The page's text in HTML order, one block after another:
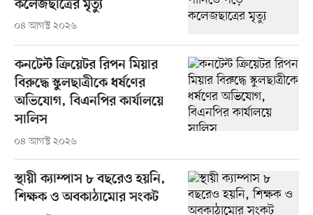
কলেজছাত্রের মৃত্যু
০৪ আগস্ট ২০২৬
কনটেন্ট ক্রিয়েটর রিপন মিয়ার
বিরুদ্ধে স্কুলছাত্রীকে ধর্ষণের
অভিযোগ, বিএনপির কার্যালয়ে
সালিস
০৪ আগস্ট ২০২৬
স্থায়ী ক্যাম্পাস ৮ বছরেও হয়নি,
শিক্ষক ও অবকাঠামোর সংকট